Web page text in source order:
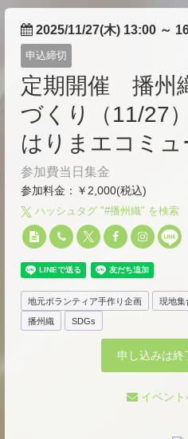
2025/11/27(木) 13:00 ～
申込締切
定期開催 播州
づくり（11/27
はりまエコミュ
参加費当日集金
参加料金：￥2,000(税込)
ハッシュタグ "#播州織" を検索
地元ボランティア手作り企画 現地集
播州織 SDGs
申し込みは終
イベン